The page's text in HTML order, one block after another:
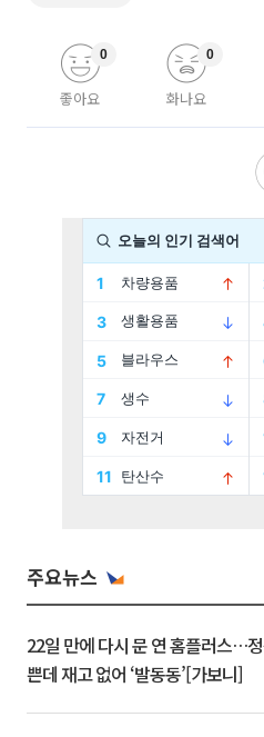
좋아요
0
화나요
0
주요뉴스
22일 만에 다시 문 연 홈플러스…
쁜데 재고 없어 ‘발동동’[가보니]